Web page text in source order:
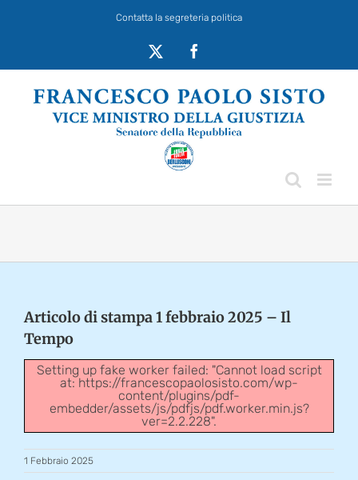
Contatta la segreteria politica
Articolo di stampa 1 febbraio 2025 – Il
Tempo
Setting up fake worker failed: "Cannot load script
at: https://francescopaolosisto.com/wp-
content/plugins/pdf-
embedder/assets/js/pdfjs/pdf.worker.min.js?
ver=2.2.228".
1 Febbraio 2025